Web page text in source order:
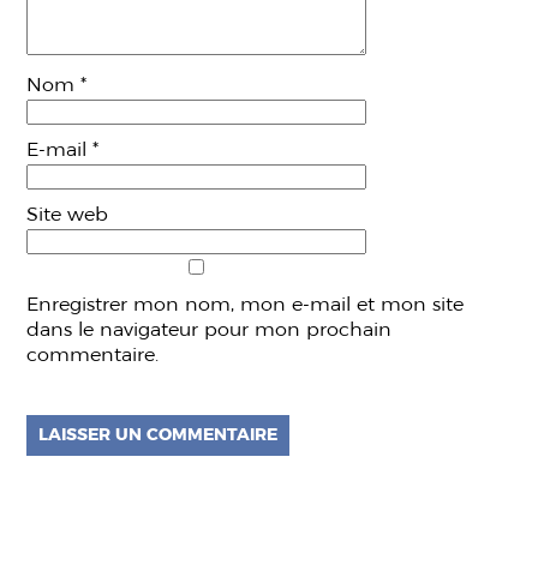
Nom*
E-mail*
Site web
Enregistrer mon nom, mon e-mail et mon site
dans le navigateur pour mon prochain
commentaire.